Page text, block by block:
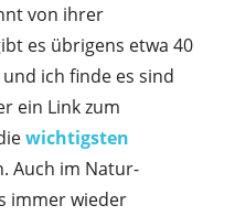
von ihrer
es übrigens etwa 40
ich finde es sind
ein Link zum
wichtigsten
Auch im Natur­
immer wieder